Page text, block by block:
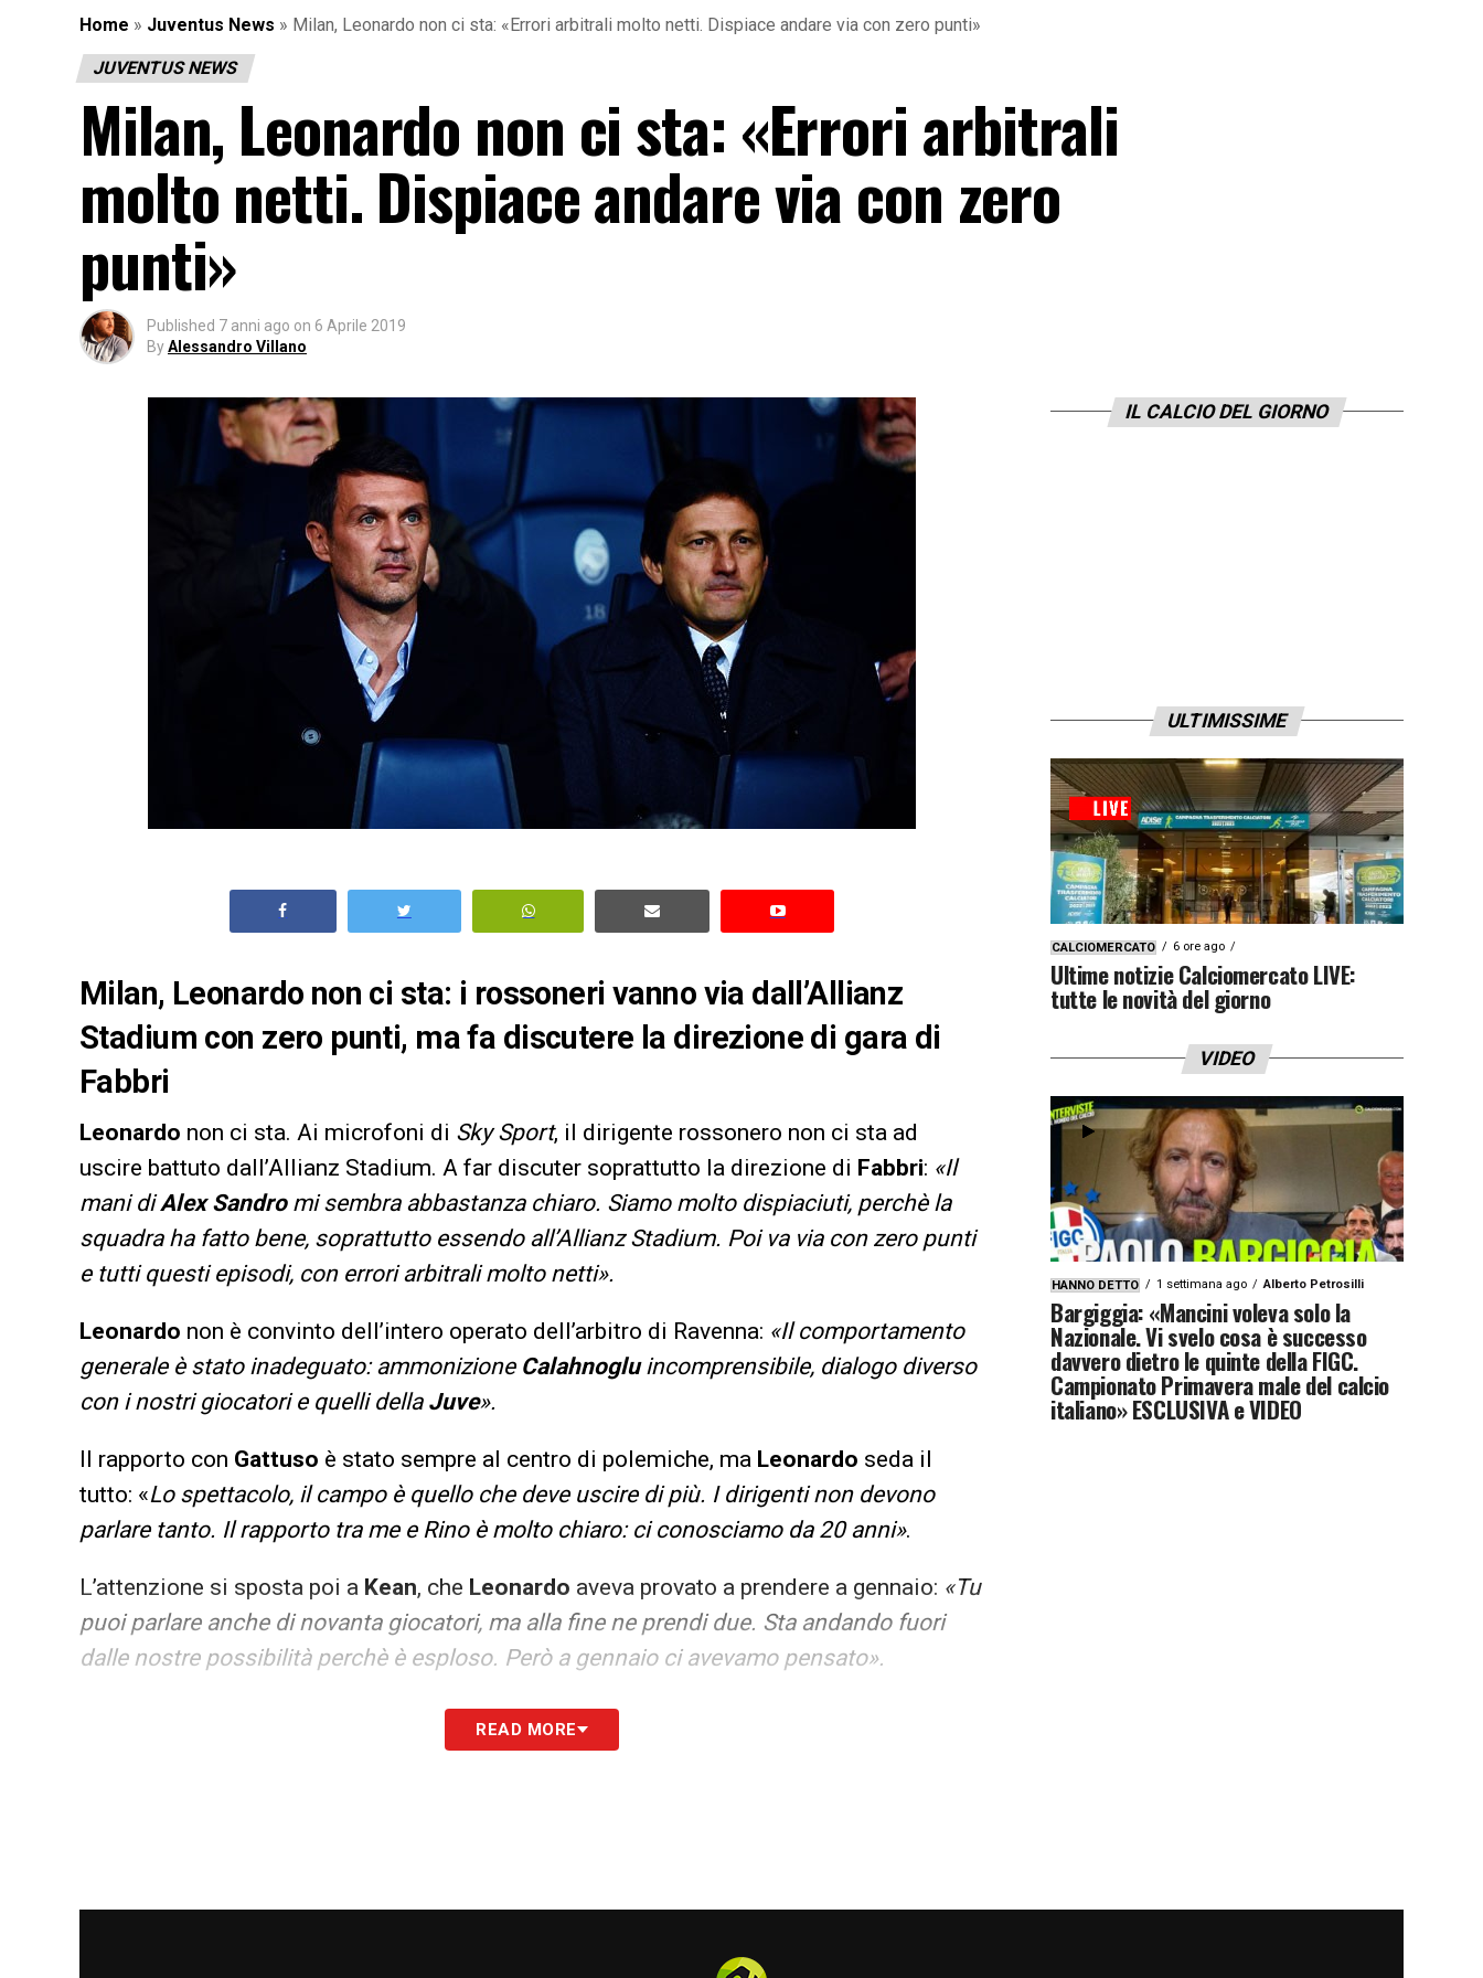
Home » Juventus News » Milan, Leonardo non ci sta: «Errori arbitrali molto netti. Dispiace andare via con zero punti»
JUVENTUS NEWS
Milan, Leonardo non ci sta: «Errori arbitrali
molto netti. Dispiace andare via con zero
punti»
Published 7 anni ago on 6 Aprile 2019
ByAlessandro Villano
Milan, Leonardo non ci sta: i rossoneri vanno via dall’Allianz
Stadium con zero punti, ma fa discutere la direzione di gara di
Fabbri
Leonardo non ci sta. Ai microfoni di Sky Sport, il dirigente rossonero non ci sta ad
uscire battuto dall’Allianz Stadium. A far discuter soprattutto la direzione di Fabbri: «Il
mani diAlex Sandromi sembra abbastanza chiaro. Siamo molto dispiaciuti, perchè la
squadra ha fatto bene, soprattutto essendo all’Allianz Stadium. Poi va via con zero punti
e tutti questi episodi, con errori arbitrali molto netti».
Leonardo non è convinto dell’intero operato dell’arbitro di Ravenna: «Il comportamento
generale è stato inadeguato: ammonizione Calahnogluincomprensibile, dialogo diverso
con i nostri giocatori e quelli della Juve».
Il rapporto con Gattuso è stato sempre al centro di polemiche, ma Leonardo seda il
tutto: «Lo spettacolo, il campo è quello che deve uscire di più. I dirigenti non devono
parlare tanto. Il rapporto tra me e Rino è molto chiaro: ci conosciamo da 20 anni».
L’attenzione si sposta poi a Kean, che Leonardo aveva provato a prendere a gennaio: «Tu
puoi parlare anche di novanta giocatori, ma alla fine ne prendi due. Sta andando fuori
dalle nostre possibilità perchè è esploso. Però a gennaio ci avevamo pensato».
LA PLAYLIST DELLE NOSTRE TOP NEWSREAD MORE
IL CALCIO DEL GIORNO
ULTIMISSIME
CALCIOMERCATO 6 ore ago
Ultime notizie Calciomercato LIVE:
tutte le novità del giorno
VIDEO
HANNO DETTO 1 settimana ago Alberto Petrosilli
Bargiggia: «Mancini voleva solo la
Nazionale. Vi svelo cosa è successo
davvero dietro le quinte della FIGC.
Campionato Primavera male del calcio
italiano» ESCLUSIVA e VIDEO